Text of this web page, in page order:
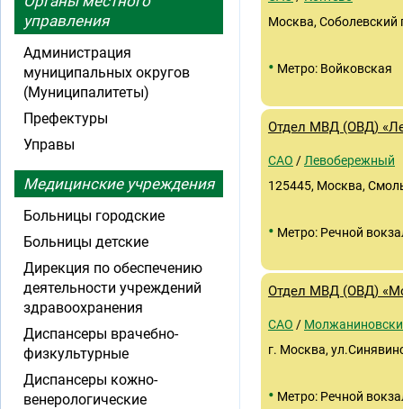
Москва, Соболевский
• Метро: Войковская
Отдел МВД (ОВД)
САО / Левобережный
125445, Москва,
• Метро: Речной
Отдел МВД (ОВД)
САО /
г. Москва,
• Метро: Речной
управления
Администрация
муниципальных округов
(Муниципалитеты)
Префектуры
Управы
Медицинские учреждения
Больницы городские
Больницы детские
Дирекция по обеспечению
деятельности учреждений
здравоохранения
Диспансеры врачебно-
физкультурные
Диспансеры кожно-
венерологические